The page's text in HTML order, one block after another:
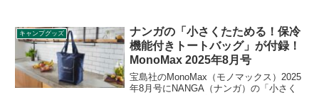
徳包丁を収納できるセット商品です。詳
細をレビューします。
キャンプグッズ
ナンガの「小さくたためる！保冷
機能付きトートバッグ」が付録！
MonoMax 2025年8月号
宝島社のMonoMax（モノマックス）2025
年8月号にNANGA（ナンガ）の「小さく